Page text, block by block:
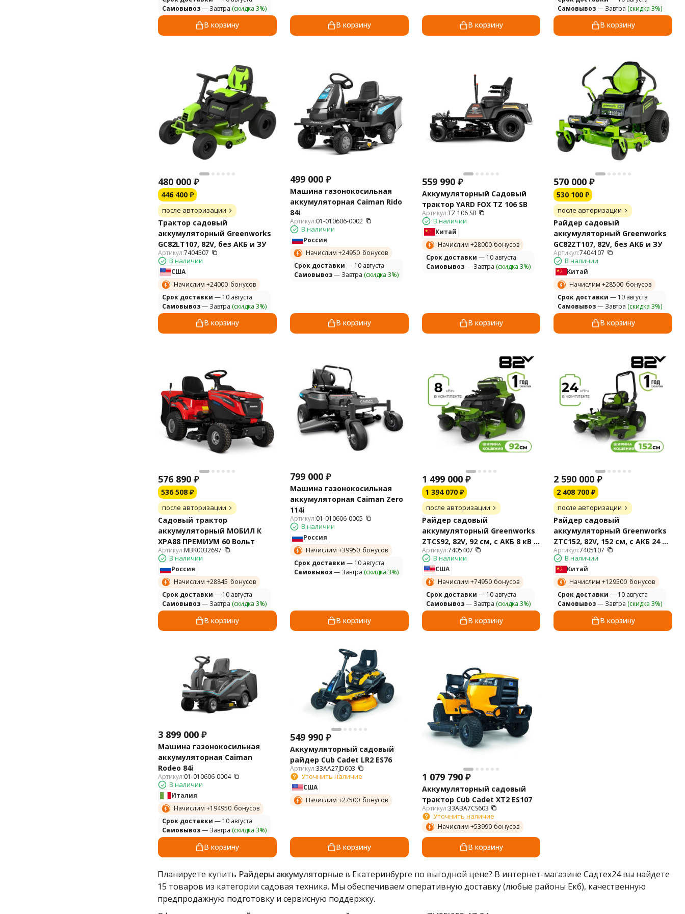
Самовывоз— Завтра (скидка 3%)
В корзину В корзину В корзину
Самовывоз— Завтра (скидка 3%)
В корзину
480 000 ₽
446 400 ₽
после авторизации
Трактор садовый
аккумуляторный Greenworks
GC82LT107, 82V, без АКБ и ЗУ
Артикул:7404507
В наличии
США
Начислим +24000 бонусов
Cрок доставки — 10 августа
Самовывоз— Завтра (скидка 3%)
В корзину
499 000 ₽
Машина газонокосильная
аккумуляторная Caiman Rido
84i
Артикул:01-010606-0002
В наличии
Россия
Начислим +24950 бонусов
Cрок доставки — 10 августа
Самовывоз— Завтра (скидка 3%)
В корзину
559 990 ₽
Аккумуляторный Садовый
трактор YARD FOX TZ 106 SB
Артикул:TZ 106 SB
В наличии
Китай
Начислим +28000 бонусов
Cрок доставки — 10 августа
Самовывоз— Завтра (скидка 3%)
В корзину
570 000 ₽
530 100 ₽
после авторизации
Райдер садовый
аккумуляторный Greenworks
GC82ZT107, 82V, без АКБ и ЗУ
Артикул:7404107
В наличии
Китай
Начислим +28500 бонусов
Cрок доставки — 10 августа
Самовывоз— Завтра (скидка 3%)
В корзину
576 890 ₽
536 508 ₽
после авторизации
Садовый трактор
аккумуляторный МОБИЛ К
XPA88 ПРЕМИУМ 60 Вольт
Артикул:MBK0032697
В наличии
Россия
Начислим +28845 бонусов
Cрок доставки — 10 августа
Самовывоз— Завтра (скидка 3%)
В корзину
799 000 ₽
Машина газонокосильная
аккумуляторная Caiman Zero
114i
Артикул:01-010606-0005
В наличии
Россия
Начислим +39950 бонусов
Cрок доставки — 10 августа
Самовывоз— Завтра (скидка 3%)
В корзину
1 499 000 ₽
1 394 070 ₽
после авторизации
Райдер садовый
аккумуляторный Greenworks
ZTCS92, 82V, 92 см, с АКБ 8 кВ с
нулевым радиусом разворота
Артикул:7405407
В наличии
США
Начислим +74950 бонусов
Cрок доставки — 10 августа
Самовывоз— Завтра (скидка 3%)
В корзину
2 590 000 ₽
2 408 700 ₽
после авторизации
Райдер садовый
аккумуляторный Greenworks
ZTC152, 82V, 152 см, с АКБ 24 с
нулевым радиусом разворота
Артикул:7405107
В наличии
Китай
Начислим +129500 бонусов
Cрок доставки — 10 августа
Самовывоз— Завтра (скидка 3%)
В корзину
3 899 000 ₽
Машина газонокосильная
аккумуляторная Caiman
Rodeo 84i
Артикул:01-010606-0004
В наличии
Италия
Начислим +194950 бонусов
Cрок доставки — 10 августа
Самовывоз— Завтра (скидка 3%)
В корзину
549 990 ₽
Аккумуляторный садовый
райдер Cub Cadet LR2 ES76
Артикул:33AA27JD603
Уточнить наличие
США
Начислим +27500 бонусов
В корзину
1 079 790 ₽
Аккумуляторный садовый
трактор Cub Cadet XT2 ES107
Артикул:33ABA7CS603
Уточнить наличие
Начислим +53990 бонусов
В корзину
Планируете купить Райдеры аккумуляторные в Екатеринбурге по выгодной цене? В интернет-магазине Садтех24 вы найдете
15 товаров из категории садовая техника. Мы обеспечиваем оперативную доставку (любые районы Екб), качественную
предпродажную подготовку и сервисную поддержку.